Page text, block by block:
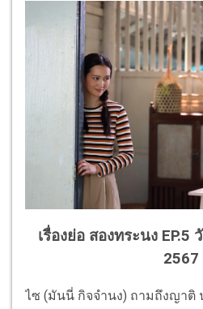
เรื่องย่อ สองทระนง
2567
ไซ (มันนี่ กิจจำนง) ถามถึงญาติ